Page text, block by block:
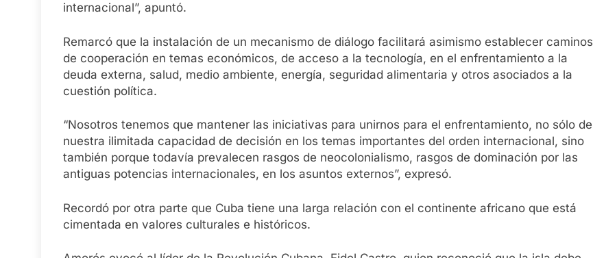
internacional”, apuntó.
Remarcó que la instalación de un mecanismo de diálogo facilitará asimismo establecer caminos
de cooperación en temas económicos, de acceso a la tecnología, en el enfrentamiento a la
deuda externa, salud, medio ambiente, energía, seguridad alimentaria y otros asociados a la
cuestión política.
“Nosotros tenemos que mantener las iniciativas para unirnos para el enfrentamiento, no sólo de
nuestra ilimitada capacidad de decisión en los temas importantes del orden internacional, sino
también porque todavía prevalecen rasgos de neocolonialismo, rasgos de dominación por las
antiguas potencias internacionales, en los asuntos externos”, expresó.
Recordó por otra parte que Cuba tiene una larga relación con el continente africano que está
cimentada en valores culturales e históricos.